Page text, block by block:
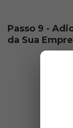
Passo 9 -
da Sua